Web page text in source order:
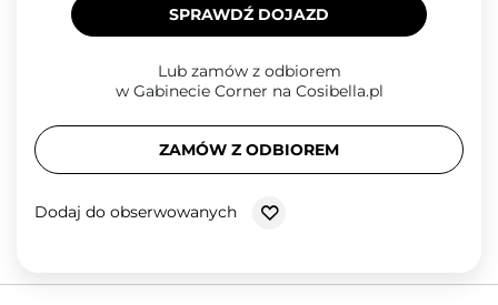
SPRAWDŹ DOJAZD
Lub zamów z odbiorem
w Gabinecie Corner na Cosibella.pl
ZAMÓW Z ODBIOREM
Dodaj do obserwowanych